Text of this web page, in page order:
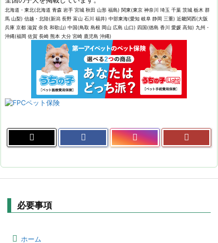
北海道・東北(北海道 青森 岩手 宮城 秋田 山形 福島) 関東(東京 神奈川 埼玉 千葉 茨城 栃木 群
馬 山梨) 信越・北陸(新潟 長野 富山 石川 福井) 中部東海(愛知 岐阜 静岡 三重) 近畿関西(大阪
兵庫 京都 滋賀 奈良 和歌山) 中国(鳥取 島根 岡山 広島 山口) 四国(徳島 香川 愛媛 高知) 九州・
沖縄(福岡 佐賀 長崎 熊本 大分 宮崎 鹿児島 沖縄)
必要事項
ホーム